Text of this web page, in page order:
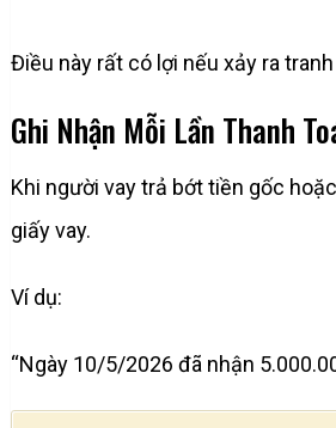
Điều này rất có lợi nếu xảy ra
Ghi Nhận Mỗi Lần Thanh
Khi người vay trả bớt tiền gốc
giấy vay.
Ví dụ:
“Ngày 10/5/2026 đã nhận